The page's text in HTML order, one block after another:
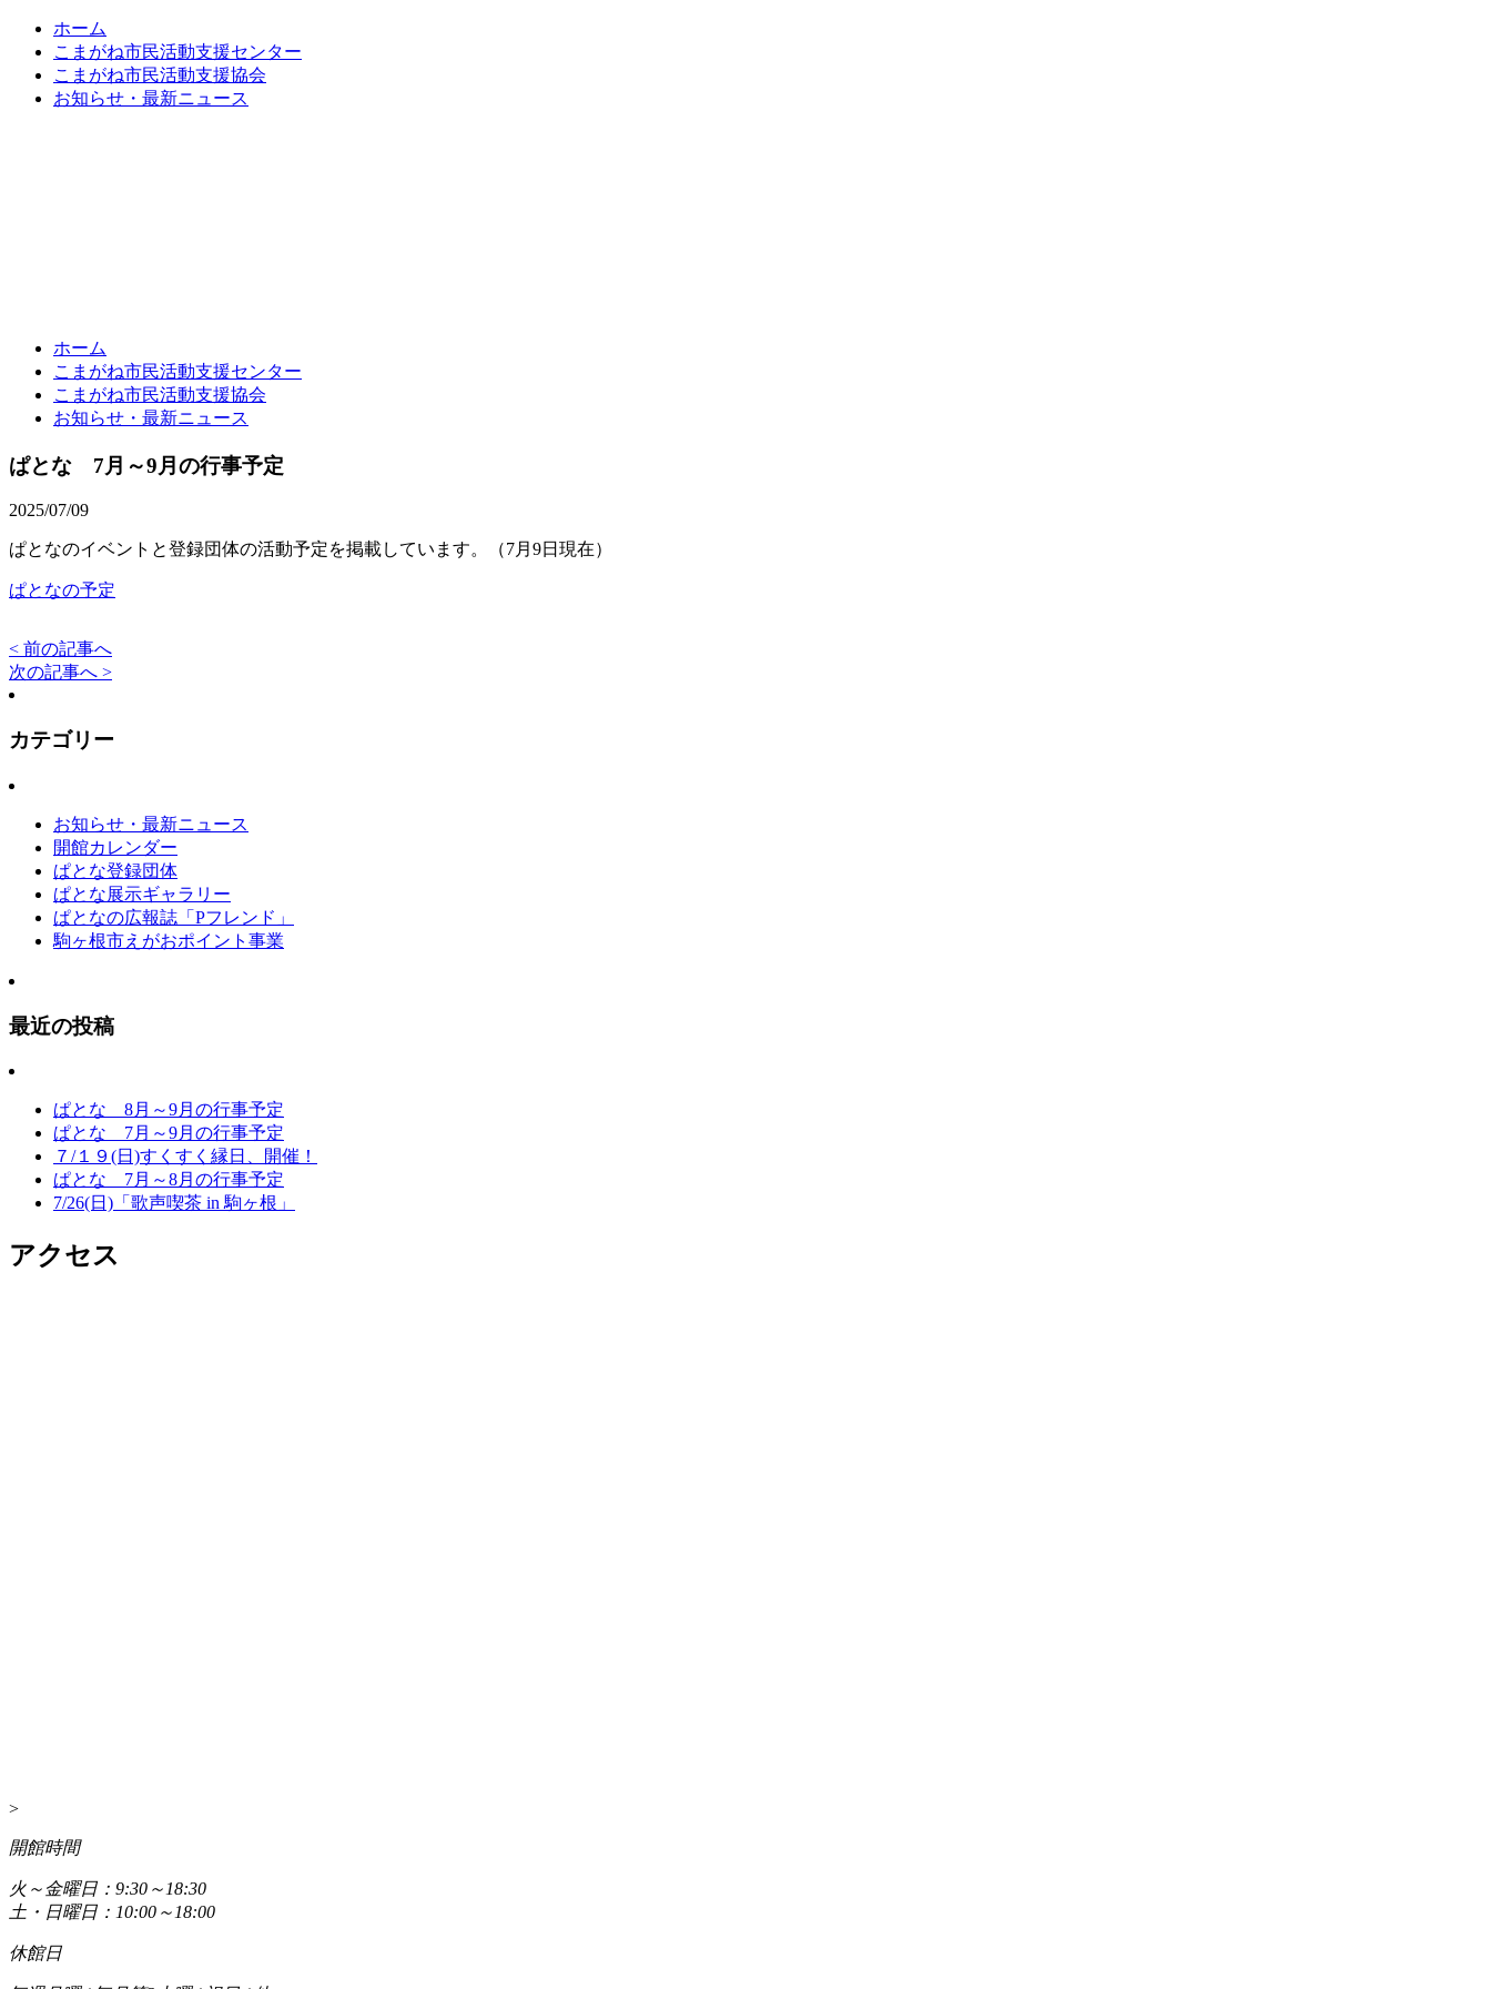
ホーム
こまがね市民活動支援センター
こまがね市民活動支援協会
お知らせ・最新ニュース
ホーム
こまがね市民活動支援センター
こまがね市民活動支援協会
お知らせ・最新ニュース
ぱとな 7月～9月の行事予定
2025/07/09
ぱとなのイベントと登録団体の活動予定を掲載しています。（7月9日現在）
ぱとなの予定
< 前の記事へ
次の記事へ >
カテゴリー
お知らせ・最新ニュース
開館カレンダー
ぱとな登録団体
ぱとな展示ギャラリー
ぱとなの広報誌「Pフレンド」
駒ヶ根市えがおポイント事業
最近の投稿
ぱとな 8月～9月の行事予定
ぱとな 7月～9月の行事予定
７/１９(日)すくすく縁日、開催！
ぱとな 7月～8月の行事予定
7/26(日)「歌声喫茶 in 駒ヶ根」
アクセス
>
開館時間
火～金曜日：9:30～18:30
土・日曜日：10:00～18:00
休館日